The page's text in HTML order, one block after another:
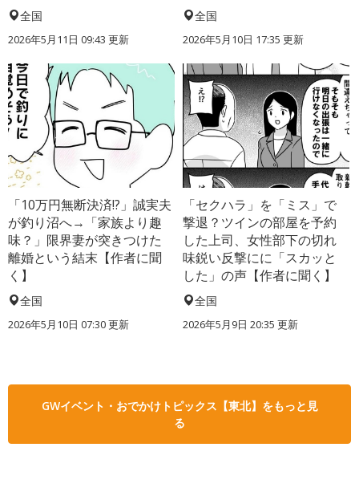
全国
2026年5月11日 09:43 更新
全国
2026年5月10日 17:35 更新
「10万円無断決済!?」誠実夫
が釣り沼へ→「家族より趣
味？」限界妻が突きつけた
離婚という結末【作者に聞
く】
全国
2026年5月10日 07:30 更新
「セクハラ」を「ミス」で
撃退？ツインの部屋を予約
した上司、女性部下の切れ
味鋭い反撃にに「スカッと
した」の声【作者に聞く】
全国
2026年5月9日 20:35 更新
GWイベント・おでかけトピックス【東北】をもっと見
る